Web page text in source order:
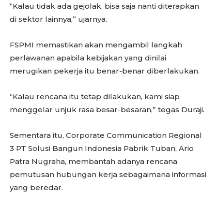
“Kalau tidak ada gejolak, bisa saja nanti diterapkan
di sektor lainnya,” ujarnya.
FSPMI memastikan akan mengambil langkah
perlawanan apabila kebijakan yang dinilai
merugikan pekerja itu benar-benar diberlakukan.
“Kalau rencana itu tetap dilakukan, kami siap
menggelar unjuk rasa besar-besaran,” tegas Duraji.
Sementara itu, Corporate Communication Regional
3 PT Solusi Bangun Indonesia Pabrik Tuban, Ario
Patra Nugraha, membantah adanya rencana
pemutusan hubungan kerja sebagaimana informasi
yang beredar.